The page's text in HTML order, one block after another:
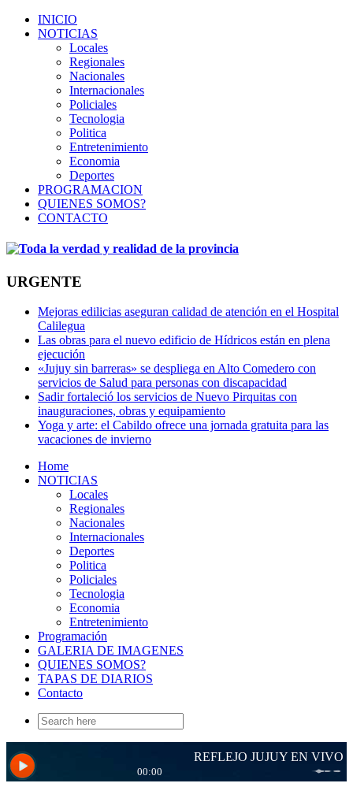
INICIO
NOTICIAS
Locales
Regionales
Nacionales
Internacionales
Policiales
Tecnologia
Politica
Entretenimiento
Economia
Deportes
PROGRAMACION
QUIENES SOMOS?
CONTACTO
URGENTE
Mejoras edilicias aseguran calidad de atención en el Hospital
Calilegua
Las obras para el nuevo edificio de Hídricos están en plena
ejecución
«Jujuy sin barreras» se despliega en Alto Comedero con
servicios de Salud para personas con discapacidad
Sadir fortaleció los servicios de Nuevo Pirquitas con
inauguraciones, obras y equipamiento
Yoga y arte: el Cabildo ofrece una jornada gratuita para las
vacaciones de invierno
Home
NOTICIAS
Locales
Regionales
Nacionales
Internacionales
Deportes
Politica
Policiales
Tecnologia
Economia
Entretenimiento
Programación
GALERIA DE IMAGENES
QUIENES SOMOS?
TAPAS DE DIARIOS
Contacto
Search
for: